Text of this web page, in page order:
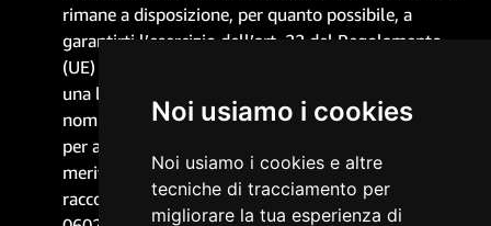
Noi usiamo i cookies
Noi usiamo i cookies e altre
tecniche di tracciamento per
migliorare la tua esperienza di
rimane a disposizione, per quanto possibile, a
garantirti l’esercizio dell’art. 22 del Regolamento
(UE) n. 2016/679. Infine, hai il diritto di ottenere
una lista dei Responsabili esterni del trattamento
nominati dalla Società. Per esercitare i tuoi diritti, o
per avere ogni altra informazione o chiarimento in
merito a questa informativa, contattaci via
raccomandata A/R(all’indirizzo Via B. Ubaldi,